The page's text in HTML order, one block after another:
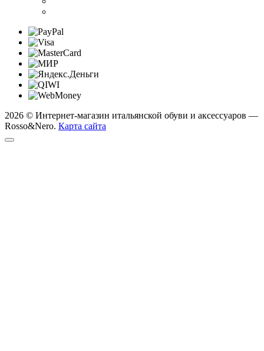
2026 © Интернет-магазин итальянской обуви и аксессуаров —
Rosso&Nero. Карта сайта